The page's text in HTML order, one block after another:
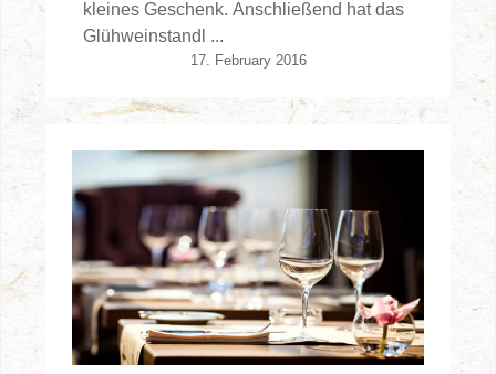
kleines Geschenk. Anschließend hat das
Glühweinstandl ...
17. February 2016